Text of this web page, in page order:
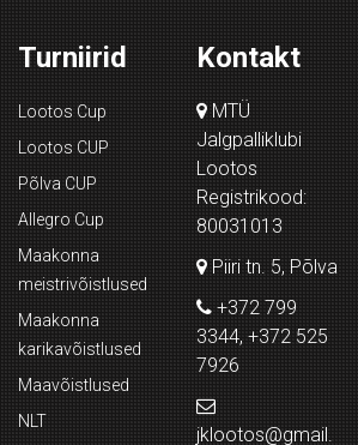
Turniirid
Lootos Cup
Lootos CUP
Põlva CUP
Allegro Cup
Maakonna
meistrivõistlused
Maakonna
karikavõistlused
Maavõistlused
NLT
Kontakt
MTÜ
Jalgpalliklubi
Lootos
Registrikood:
80031013
Piiri tn. 5, Põlva
+372 799
3344, +372 525
7926
jklootos@gmail.